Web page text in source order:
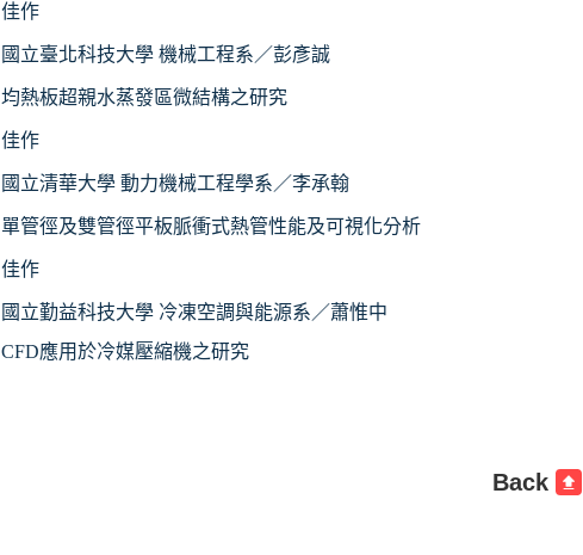
佳作
國立臺北科技大學 機械工程系／彭彥誠
均熱板超親水蒸發區微結構之研究
佳作
國立清華大學 動力機械工程學系／李承翰
單管徑及雙管徑平板脈衝式熱管性能及可視化分析
佳作
國立勤益科技大學 冷凍空調與能源系／蕭惟中
CFD應用於冷媒壓縮機之研究
Back